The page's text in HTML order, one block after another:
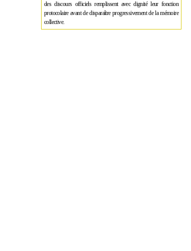
des discours officiels remplissent avec dignité leur fonction
protocolaire avant de disparaître progressivement de la mémoire
collective.